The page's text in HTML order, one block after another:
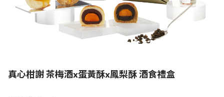
真心柑謝 茶梅酒x蛋黃酥x鳳梨酥 酒食禮盒